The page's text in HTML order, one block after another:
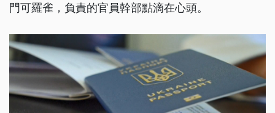
門可羅雀，負責的官員幹部點滴在心頭。